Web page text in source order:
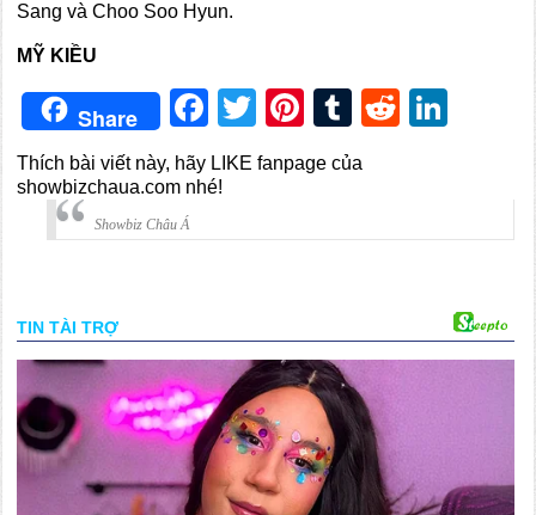
Sang và Choo Soo Hyun.
MỸ KIỀU
Share Facebook
TwitterPinterest
TumblrReddit
Thích bài viết này, hãy LIKE fanpage của
showbizchaua.com nhé!
Showbiz Châu Á